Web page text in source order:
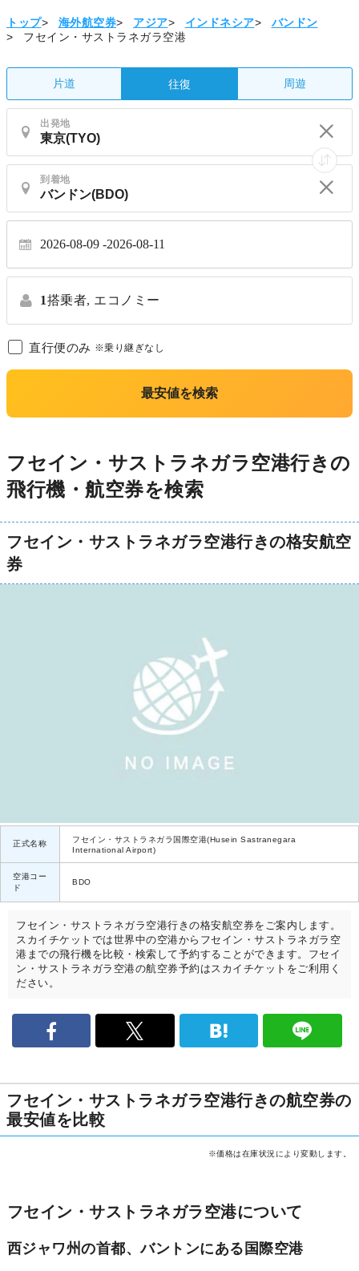
トップ> 海外航空券> アジア> インドネシア>
バンドン
>
フセイン・サストラネガラ空港
片道 往復 周遊
出発地
到着地
2026-08-09 2026-08-11
1搭乗者, エコノミー
直行便のみ ※乗り継ぎなし
最安値を検索
フセイン・サストラネガラ空港行きの
飛行機・航空券を検索
フセイン・サストラネガラ空港行きの格安航空
券
正式名称
フセイン・サストラネガラ国際空港(Husein Sastranegara
International Airport)
空港コー
ド
BDO
フセイン・サストラネガラ空港行きの格安航空券をご案内します。
スカイチケットでは世界中の空港からフセイン・サストラネガラ空
港までの飛行機を比較・検索して予約することができます。フセイ
ン・サストラネガラ空港の航空券予約はスカイチケットをご利用く
ださい。
フセイン・サストラネガラ空港行きの航空券の
最安値を比較
※価格は在庫状況により変動します。
フセイン・サストラネガラ空港について
西ジャワ州の首都、バントンにある国際空港